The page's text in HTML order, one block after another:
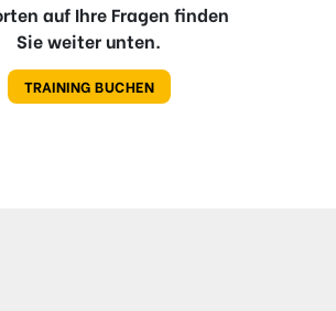
auf Ihre Fragen finden
Sie weiter unten.
TRAINING BUCHEN